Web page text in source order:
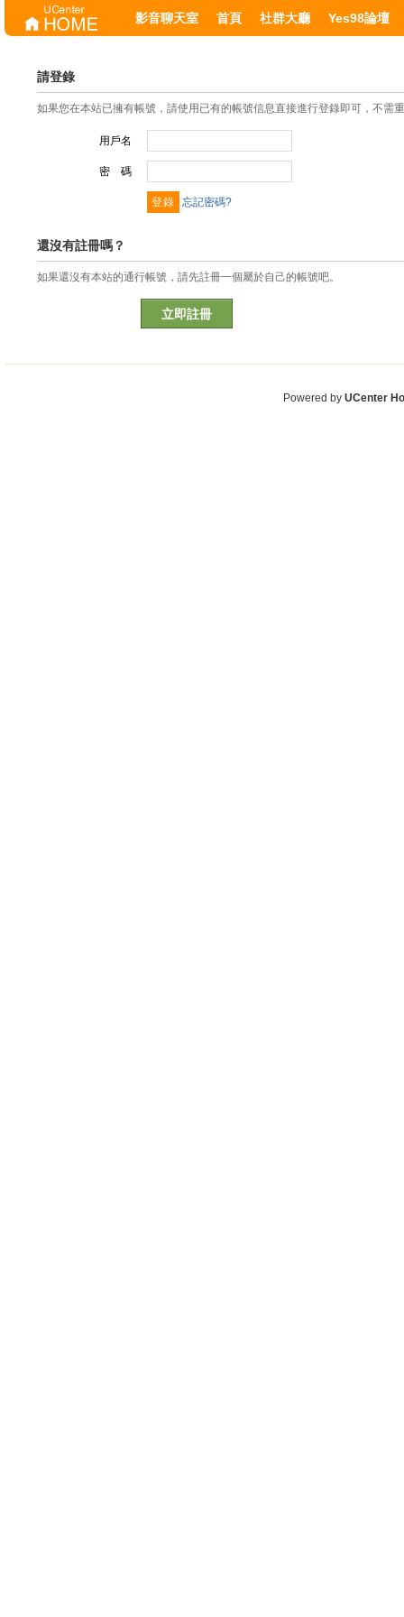
影音聊天室 首頁 社群大廳 Yes98論壇
請登錄
如果您在本站已擁有帳號，請使用已有的帳號信息直接進行登錄即可，不需
用戶名
密 碼
忘記密碼?
還沒有註冊嗎？
如果還沒有本站的通行帳號，請先註冊一個屬於自己的帳號吧。
立即註冊
Powered by UCenter